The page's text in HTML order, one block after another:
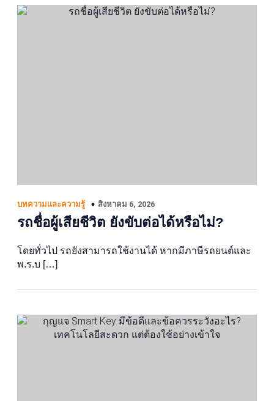
บทความและความรู้ สิงหาคม 6, 2026
รถชื่อผู้เสียชีวิต ยังขับต่อได้หรือไม่?
โดยทั่วไป รถยังสามารถใช้งานได้ หากมีภาษีรถยนต์และ
พ.ร.บ […]